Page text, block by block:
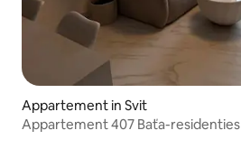
Appartement in Svit
Appartement 407 Baťa-residenties